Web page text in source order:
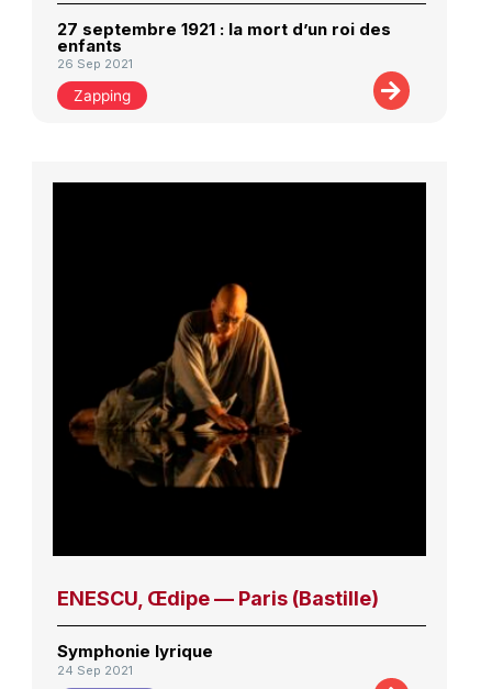
27 septembre 1921 : la mort d’un roi des
enfants
26 Sep 2021
Zapping
ENESCU, Œdipe — Paris (Bastille)
Symphonie lyrique
24 Sep 2021